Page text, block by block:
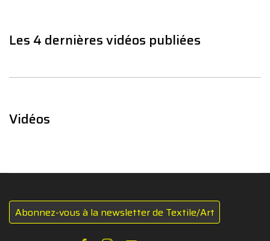
Les 4 dernières vidéos publiées
Vidéos
Abonnez-vous à la newsletter de Textile/Art